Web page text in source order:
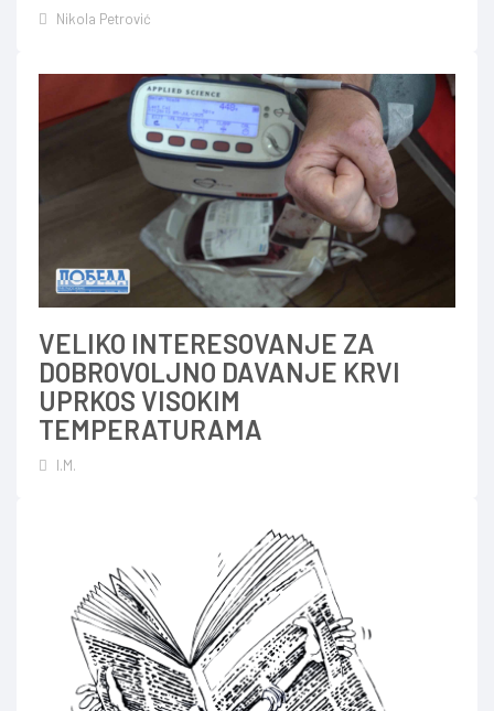
Nikola Petrović
VELIKO INTERESOVANJE ZA
DOBROVOLJNO DAVANJE KRVI
UPRKOS VISOKIM
TEMPERATURAMA
I.M.